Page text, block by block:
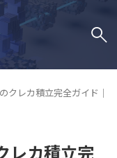
のクレカ積立完全ガイド
レカ積立完